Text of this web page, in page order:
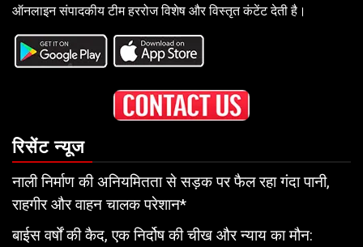
ऑनलाइन संपादकीय टीम हररोज विशेष और विस्तृत कंटेंट देती है।
रिसेंट न्यूज
नाली निर्माण की अनियमितता से सड़क पर फैल रहा गंदा पानी,
राहगीर और वाहन चालक परेशान*
बाईस वर्षों की कैद, एक निर्दोष की चीख और न्याय का मौन: